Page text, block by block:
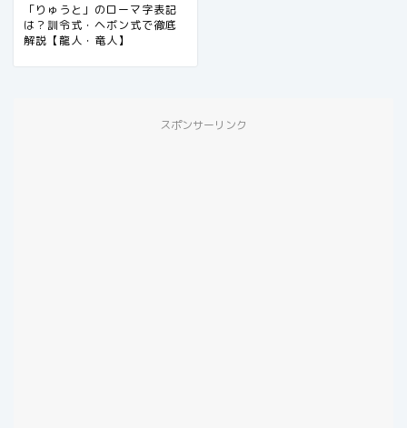
「りゅうと」のローマ字表記
は？訓令式・ヘボン式で徹底
解説【龍人・竜人】
スポンサーリンク